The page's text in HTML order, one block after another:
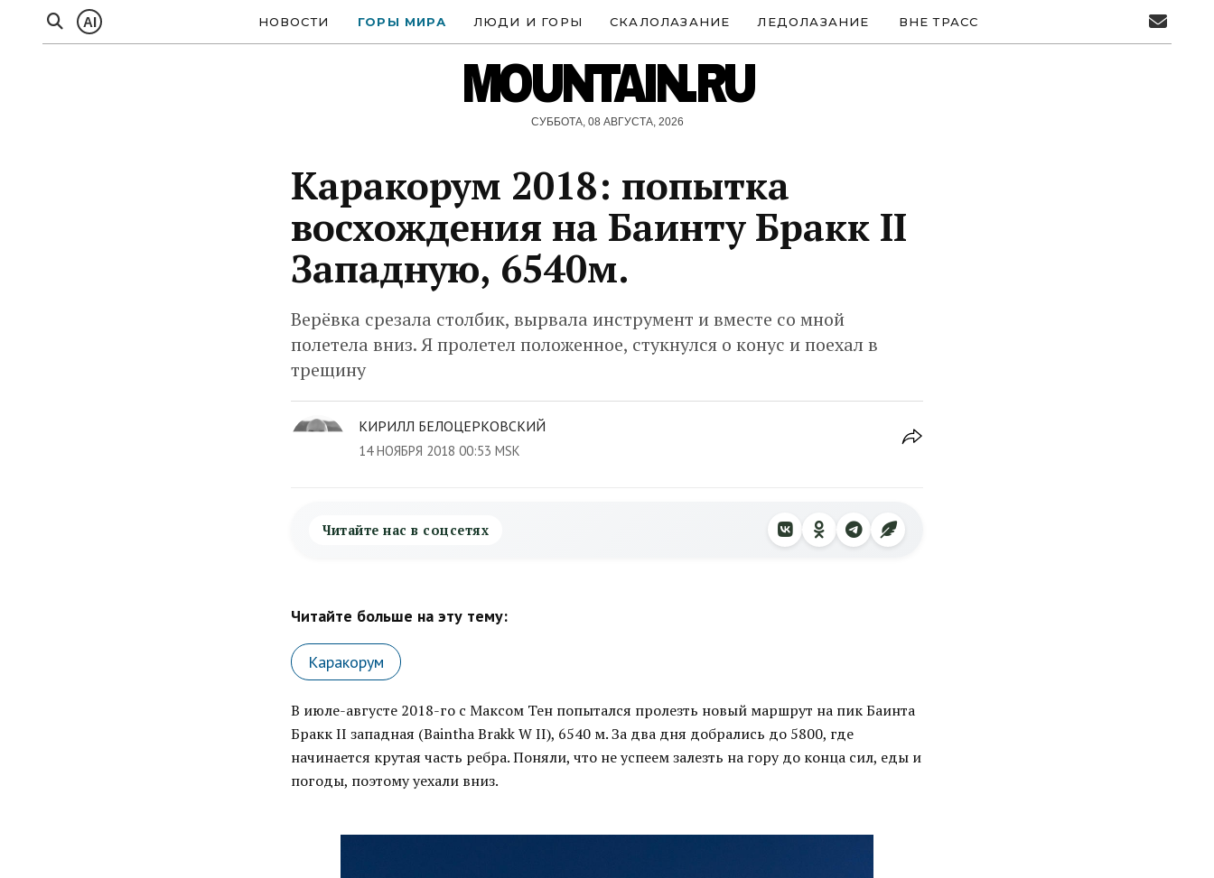
AI НОВОСТИ ГОРЫ МИРА ЛЮДИ И ГОРЫ СКАЛОЛАЗАНИЕ ЛЕДОЛАЗАНИЕ ВНЕ ТРАСС
MOUNTAIN.RU
СУББОТА, 08 АВГУСТА, 2026
Каракорум 2018: попытка
восхождения на Баинту Бракк II
Западную, 6540м.
Верёвка срезала столбик, вырвала инструмент и вместе со мной
полетела вниз. Я пролетел положенное, стукнулся о конус и поехал в
трещину
КИРИЛЛ БЕЛОЦЕРКОВСКИЙ
14 НОЯБРЯ 2018 00:53 MSK
Читайте нас в соцсетях
Читайте больше на эту тему:
Каракорум
В июле-августе 2018-го с Максом Тен попытался пролезть новый маршрут на пик Баинта
Бракк II западная (Baintha Brakk W II), 6540 м. За два дня добрались до 5800, где
начинается крутая часть ребра. Поняли, что не успеем залезть на гору до конца сил, еды и
погоды, поэтому уехали вниз.